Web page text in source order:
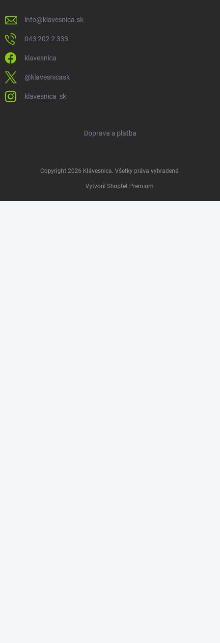
info@klavesnica.sk
043 202 2 333
klavesnica
@klavesnicask
klavesnica_sk
Doprava a platba
Vytvoril Shoptet Premium
Copyright 2026 Klávesnica. Všetky práva vyhradené.